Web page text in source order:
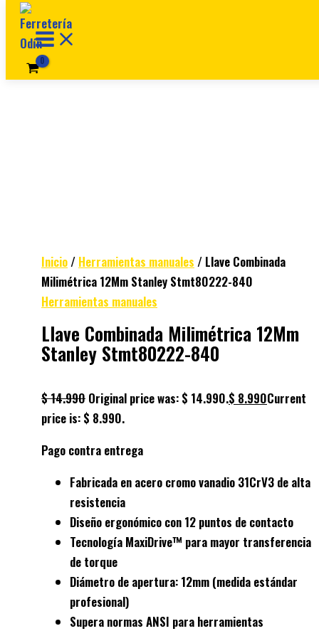
Ir al contenido
Inicio/ Herramientas manuales / Llave Combinada
Milimétrica 12Mm Stanley Stmt80222-840
Herramientas manuales
Llave Combinada Milimétrica 12Mm
Stanley Stmt80222-840
$14.990 Original price was: $ 14.990.$ 8.990Current
price is: $ 8.990.
Pago contra entrega
Fabricada en acero cromo vanadio 31CrV3 de alta
resistencia
Diseño ergonómico con 12 puntos de contacto
Tecnología MaxiDrive™ para mayor transferencia
de torque
Diámetro de apertura: 12mm (medida estándar
profesional)
Supera normas ANSI para herramientas